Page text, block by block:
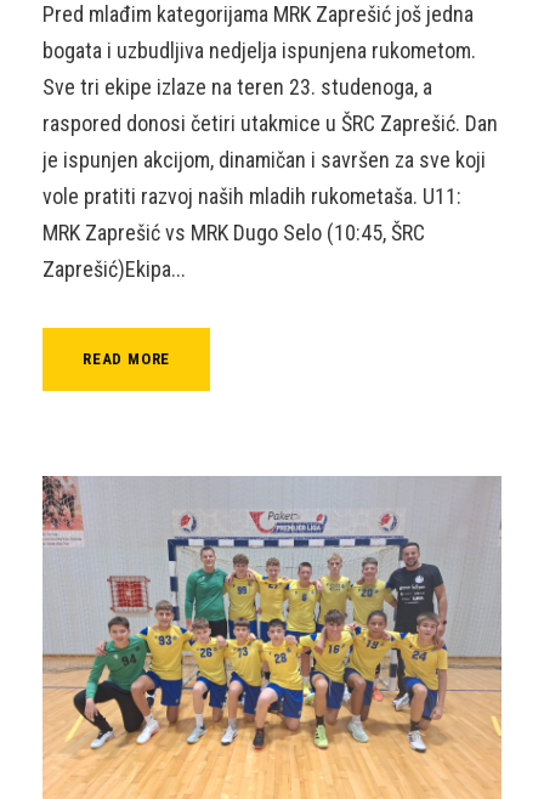
Pred mlađim kategorijama MRK Zaprešić još jedna
bogata i uzbudljiva nedjelja ispunjena rukometom.
Sve tri ekipe izlaze na teren 23. studenoga, a
raspored donosi četiri utakmice u ŠRC Zaprešić. Dan
je ispunjen akcijom, dinamičan i savršen za sve koji
vole pratiti razvoj naših mladih rukometaša. U11:
MRK Zaprešić vs MRK Dugo Selo (10:45, ŠRC
Zaprešić)Ekipa...
READ MORE